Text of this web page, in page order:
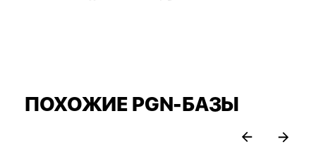
ПОХОЖИЕ PGN-БАЗЫ